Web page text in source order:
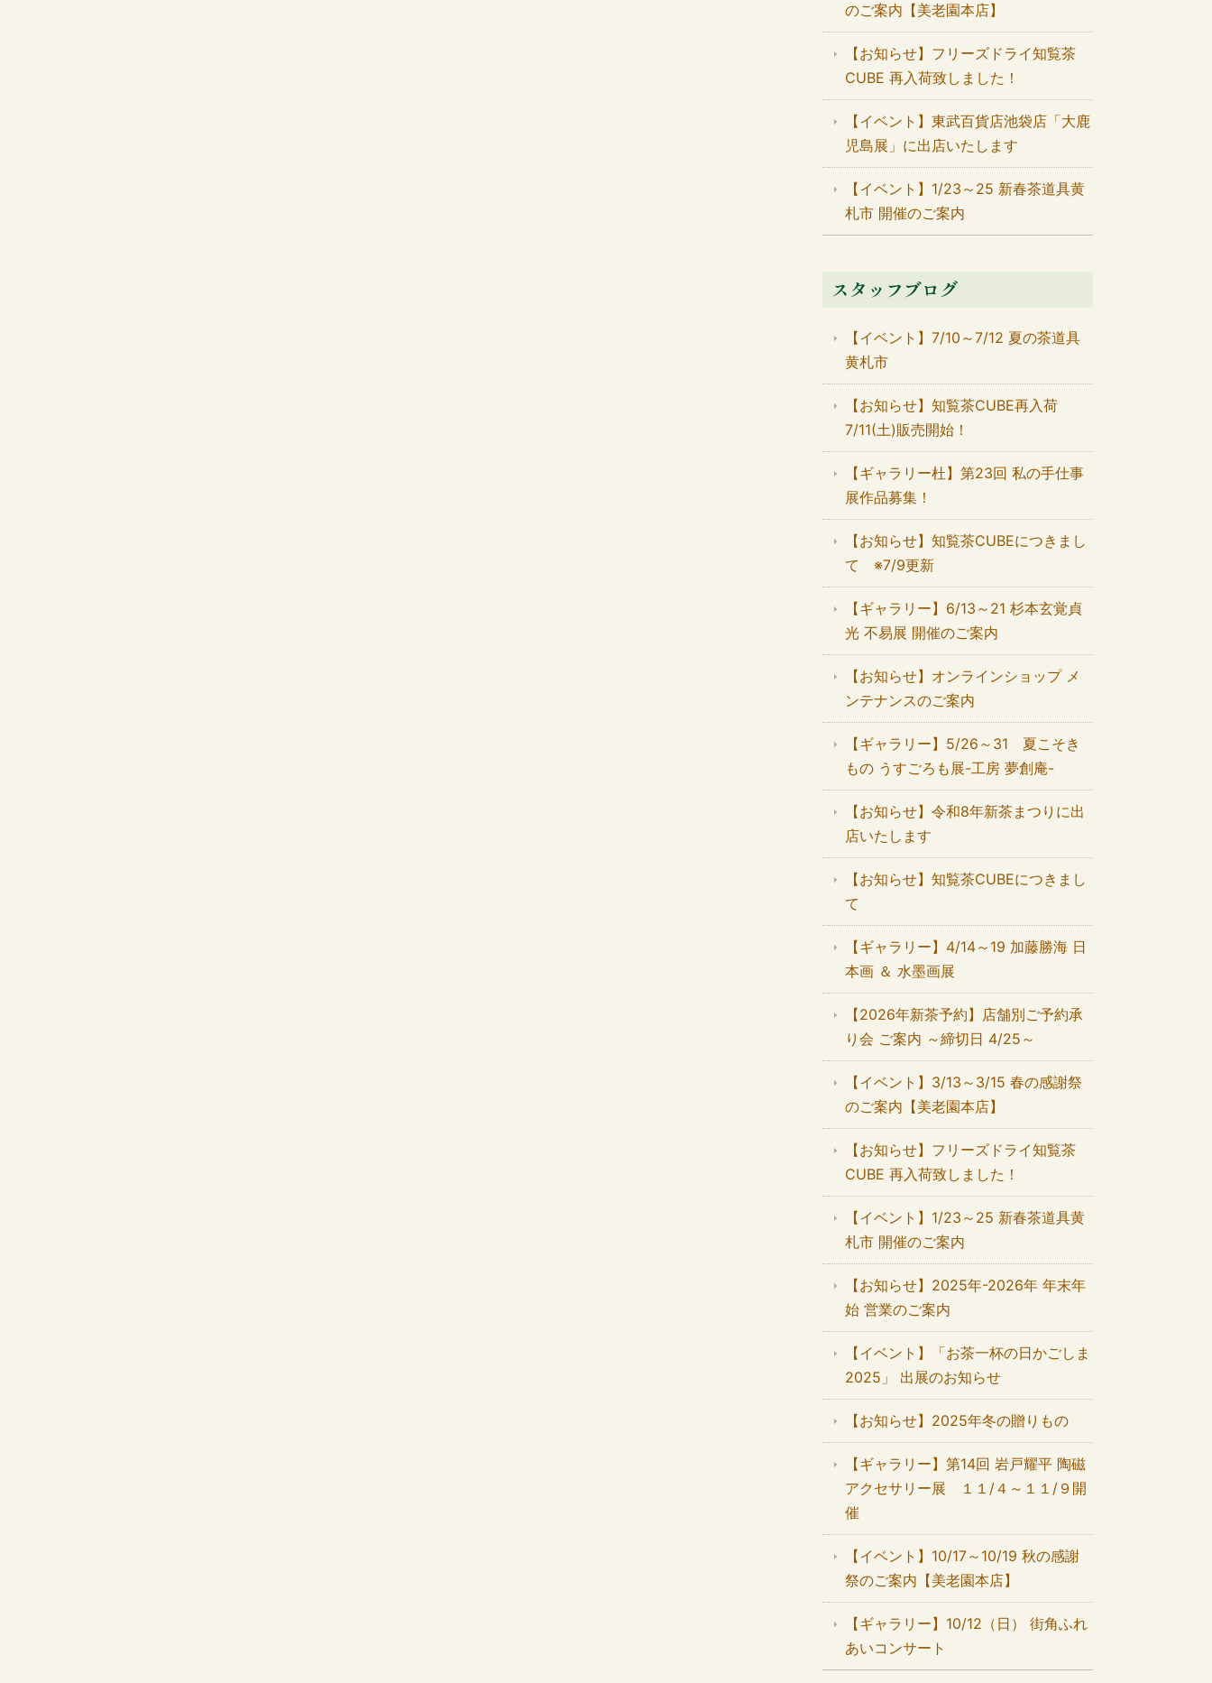
のご案内【美老園本店】
【お知らせ】フリーズドライ知覧茶
CUBE 再入荷致しました！
【イベント】東武百貨店池袋店「大鹿
児島展」に出店いたします
【イベント】1/23～25 新春茶道具黄
札市 開催のご案内
スタッフブログ
【イベント】7/10～7/12 夏の茶道具
黄札市
【お知らせ】知覧茶CUBE再入荷
7/11(土)販売開始！
【ギャラリー杜】第23回 私の手仕事
展作品募集！
【お知らせ】知覧茶CUBEにつきまし
て ※7/9更新
【ギャラリー】6/13～21 杉本玄覚貞
光 不易展 開催のご案内
【お知らせ】オンラインショップ メ
ンテナンスのご案内
【ギャラリー】5/26～31 夏こそき
もの うすごろも展-工房 夢創庵-
【お知らせ】令和8年新茶まつりに出
店いたします
【お知らせ】知覧茶CUBEにつきまし
て
【ギャラリー】4/14～19 加藤勝海 日
本画 ＆ 水墨画展
【2026年新茶予約】店舗別ご予約承
り会 ご案内 ～締切日 4/25～
【イベント】3/13～3/15 春の感謝祭
のご案内【美老園本店】
【お知らせ】フリーズドライ知覧茶
CUBE 再入荷致しました！
【イベント】1/23～25 新春茶道具黄
札市 開催のご案内
【お知らせ】2025年-2026年 年末年
始 営業のご案内
【イベント】「お茶一杯の日かごしま
2025」 出展のお知らせ
【お知らせ】2025年冬の贈りもの
【ギャラリー】第14回 岩戸耀平 陶磁
アクセサリー展 １１/４～１１/９開
催
【イベント】10/17～10/19 秋の感謝
祭のご案内【美老園本店】
【ギャラリー】10/12（日） 街角ふれ
あいコンサート